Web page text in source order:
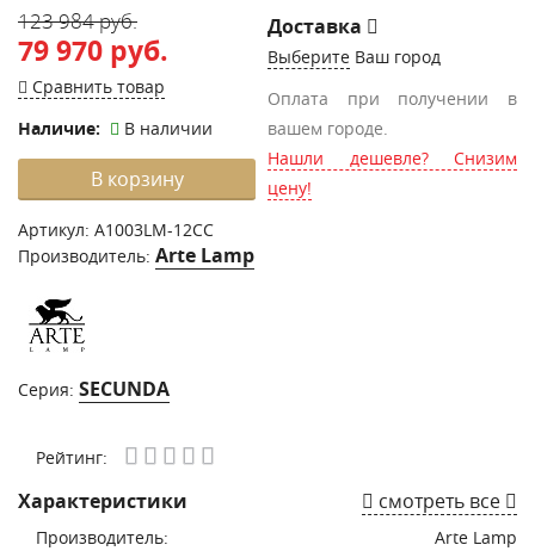
123 984 руб.
79 970 руб.
Сравнить товар
Наличие:
В наличии
В корзину
Артикул: A1003LM-12CC
Производитель: Arte Lamp
Серия: SECUNDA
Доставка
Выберите Ваш город
Оплата при получении в
вашем городе.
Нашли дешевле? Снизим
цену!
Рейтинг:
Характеристики смотреть все
Производитель:
Arte Lamp